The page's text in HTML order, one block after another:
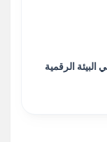
البيئة الرقمية